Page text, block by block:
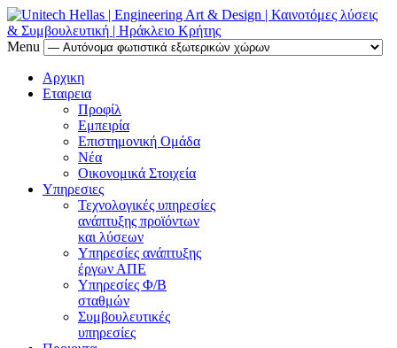
Menu
Αρχικη
Εταιρεια
Προφίλ
Εμπειρία
Επιστημονική Ομάδα
Νέα
Οικονομικά Στοιχεία
Υπηρεσιες
Τεχνολογικές υπηρεσίες
ανάπτυξης προϊόντων
και λύσεων
Υπηρεσίες ανάπτυξης
έργων ΑΠΕ
Υπηρεσίες Φ/Β
σταθμών
Συμβουλευτικές
υπηρεσίες